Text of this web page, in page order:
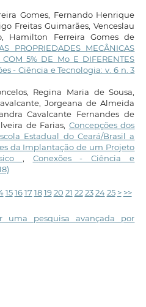
Gomes, Fernando Henrique
Freitas Guimarães, Venceslau
Hamilton Ferreira Gomes de
PROPRIEDADES MECÂNICAS
COM 5% DE Mo E DIFERENTES
- Ciência e Tecnologia: v. 6 n. 3
Regina Maria de Sousa,
Jorgeana de Almeida
Cavalcante Fernandes de
de Farias, Concepções dos
Estadual do Ceará/Brasil a
da Implantação de um Projeto
Conexões - Ciência e
15 16 17 18 19 20 21 22 23 24 25 > >>
uma pesquisa avançada por